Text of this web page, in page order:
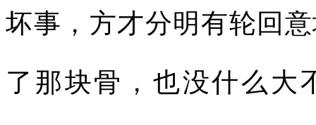
坏事，方才分明有轮回
了那块骨，也没什么大